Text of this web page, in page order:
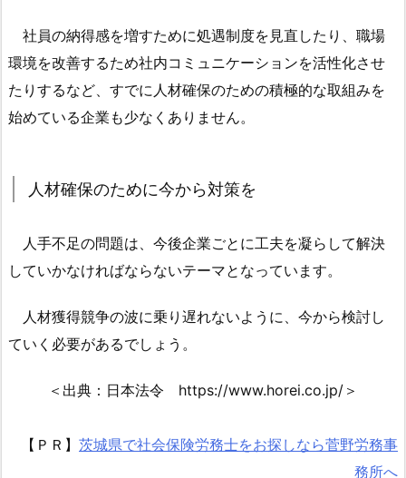
の
た
め
に
ら
を
1.
全
投
か
の
社員の納得感を増すために処遇制度を見直したり、職場
環境を改善するため社内コミュニケーションを活性化させ
たりするなど、すでに人材確保のための積極的な取組みを
始めている企業も少なくありません。
人材確保のために今から対策を
人手不足の問題は、今後企業ごとに工夫を凝らして解決
していかなければならないテーマとなっています。
人材獲得競争の波に乗り遅れないように、今から検討し
ていく必要があるでしょう。
＜出典：日本法令 https://www.horei.co.jp/＞
【ＰＲ】 茨城県で社会保険労務士をお探しなら菅野労務事
務所へ